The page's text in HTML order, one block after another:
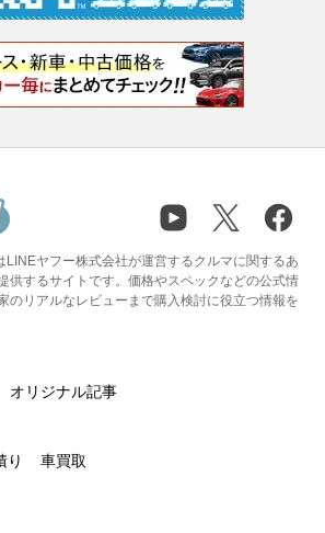
ヤフー株式会社が運営するクルマに関するあ
供するサイトです。価格やスペックなどの公式情
のリアルなレビューまで購入検討に役立つ情報を
オリジナル記事
り 車買取